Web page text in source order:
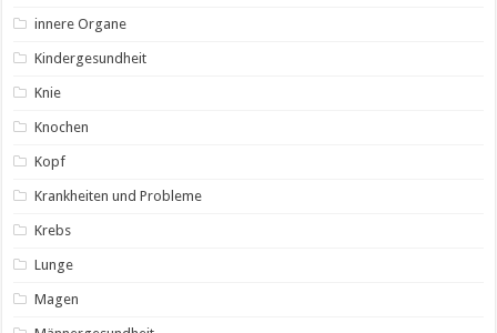
innere Organe
Kindergesundheit
Knie
Knochen
Kopf
Krankheiten und Probleme
Krebs
Lunge
Magen